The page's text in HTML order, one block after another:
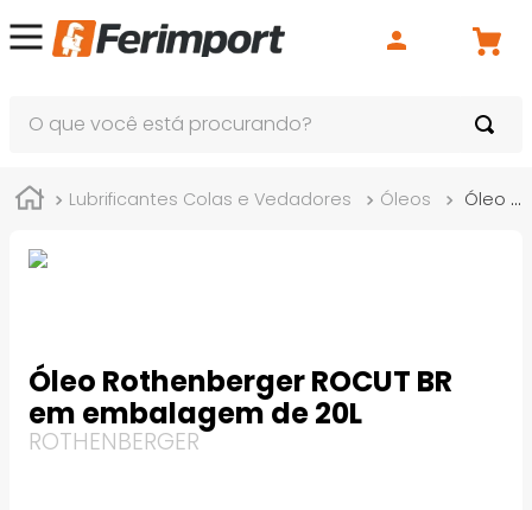
Lubrificantes Colas e Vedadores Óleos Óleo Rothenberger ROCUT BR em embalagem de 20L
Óleo Rothenberger ROCUT BR
em embalagem de 20L
ROTHENBERGER